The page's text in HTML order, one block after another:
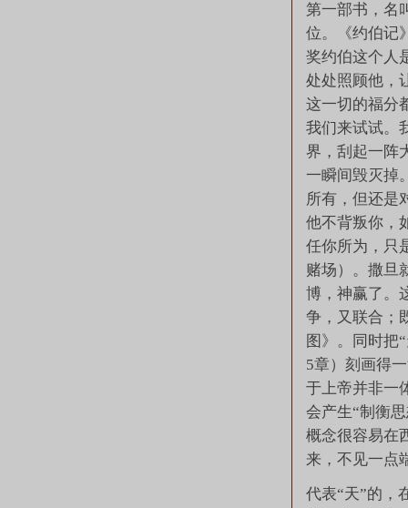
第一部书，名
位。《约伯记
奖约伯这个人
处处照顾他，
这一切的福分
我们来试试。
界，刮起一阵
一瞬间毁灭掉
所有，但还是
他不背叛你，
任你所为，只
赌场）。撒旦
博，神赢了。
争，又联合；
图》。同时把
5章）刻画得
于上帝并非一
会产生“制衡
概念很容易在
来，不见一点
代表“天”的，